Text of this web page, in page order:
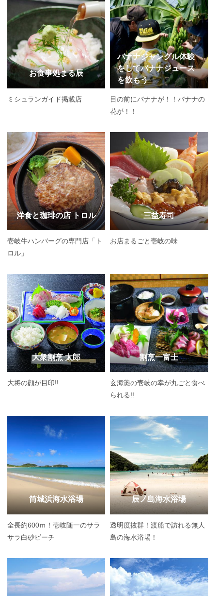
お食事処まる辰
ミシュランガイド掲載店
バナナジャングル体験
をしてバナナジュース
を飲もう
目の前にバナナが！！バナナの
花が！！
洋食と珈琲の店 トロル
壱岐牛ハンバーグの専門店「ト
ロル」
三益寿司
お店まるごと壱岐の味
大衆割烹 太郎
大将の顔が目印!!
割烹一富士
玄海灘の壱岐の幸が丸ごと食べ
られる!!
筒城浜海水浴場
全長約600ｍ！壱岐随一のサラ
サラ白砂ビーチ
辰ノ島海水浴場
透明度抜群！渡船で訪れる無人
島の海水浴場！